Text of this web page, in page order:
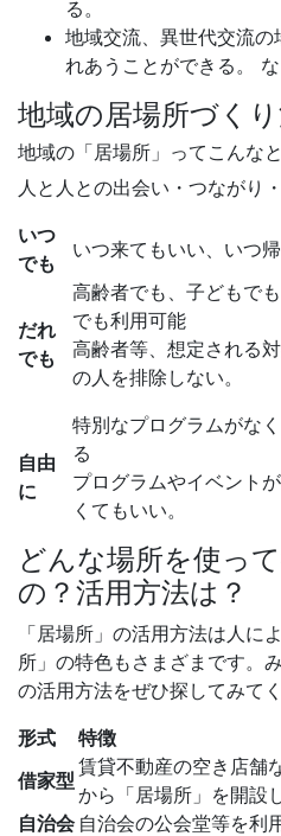
る。
地域交流、異世代交流
れあうことができる。
地域の居場所づく
地域の「居場所」ってこんな
人と人との出会い・つながり
いつ
でも
いつ来てもいい、いつ
だれ
でも
高齢者でも、子どもで
でも利用可能
高齢者等、想定される
の人を排除しない。
自由
に
特別なプログラムがな
る
プログラムやイベント
くてもいい。
どんな場所を使っ
の？活用方法は？
「居場所」の活用方法は人に
所」の特色もさまざまです。
の活用方法をぜひ探してみてく
形式
特徴
借家型
賃貸不動産の空き店舗
から「居場所」を開設
自治会 自治会の公会堂等を利